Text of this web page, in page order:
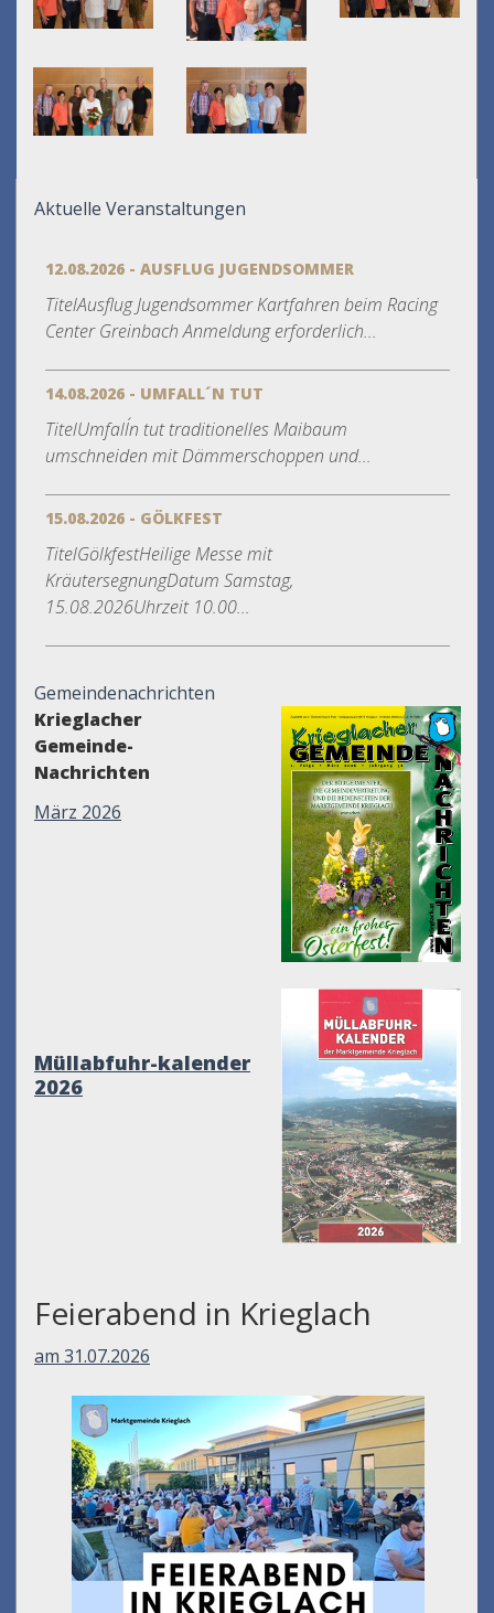
Aktuelle Veranstaltungen
12.08.2026 - AUSFLUG JUGENDSOMMER
TitelAusflug Jugendsommer Kartfahren beim Racing
Center Greinbach Anmeldung erforderlich...
14.08.2026 - UMFALL´N TUT
TitelUmfall´n tut traditionelles Maibaum
umschneiden mit Dämmerschoppen und...
15.08.2026 - GÖLKFEST
TitelGölkfestHeilige Messe mit
KräutersegnungDatum Samstag,
15.08.2026Uhrzeit 10.00...
Gemeindenachrichten
Krieglacher
Gemeinde-
Nachrichten
März 2026
Müllabfuhr-kalender
2026
Feierabend in Krieglach
am 31.07.2026